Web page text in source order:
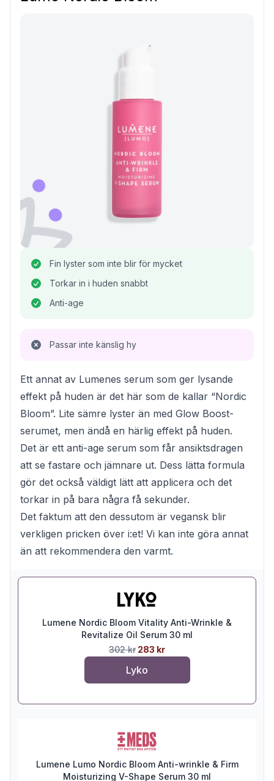
Fin lyster som inte blir för mycket
Torkar in i huden snabbt
Anti-age
Passar inte känslig hy
Ett annat av Lumenes serum som ger lysande
effekt på huden är det här som de kallar “Nordic
Bloom”. Lite sämre lyster än med Glow Boost-
serumet, men ändå en härlig effekt på huden.
Det är ett anti-age serum som får ansiktsdragen
att se fastare och jämnare ut. Dess lätta formula
gör det också väldigt lätt att applicera och det
torkar in på bara några få sekunder.
Det faktum att den dessutom är vegansk blir
verkligen pricken över i:et! Vi kan inte göra annat
än att rekommendera den varmt.
Lumene Nordic Bloom Vitality Anti-Wrinkle &
Revitalize Oil Serum 30 ml
302 kr 283 kr
Lyko
Lumene Lumo Nordic Bloom Anti-wrinkle & Firm
Moisturizing V-Shape Serum 30 ml